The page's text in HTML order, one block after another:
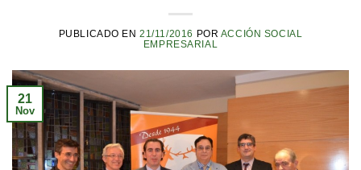
PUBLICADO EN21/11/2016 POR ACCIÓN SOCIAL
EMPRESARIAL
21
Nov